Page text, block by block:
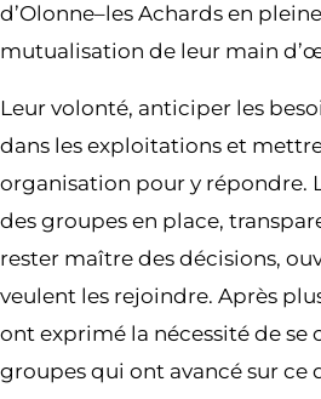
d’Olonne–les Achards en
mutualisation de leur main
Leur volonté, anticiper les
dans les exploitations et
organisation pour y répondre.
des groupes en place,
rester maître des décisions,
veulent les rejoindre. Après
ont exprimé la nécessité de se
groupes qui ont avancé sur ce